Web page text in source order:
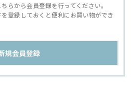
らから会員登録を行ってください。
登録しておくと便利にお買い物ができ